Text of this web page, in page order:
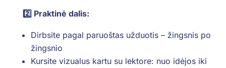
2️⃣ Praktinė dalis:
Dirbsite pagal paruoštas užduotis – žingsnis po
žingsnio
Kursite vizualus kartu su lektore: nuo idėjos iki